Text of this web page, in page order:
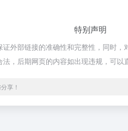
特别声明
外部链接的准确性和完整性，同时
，后期网页的内容如出现违规，可以
享！